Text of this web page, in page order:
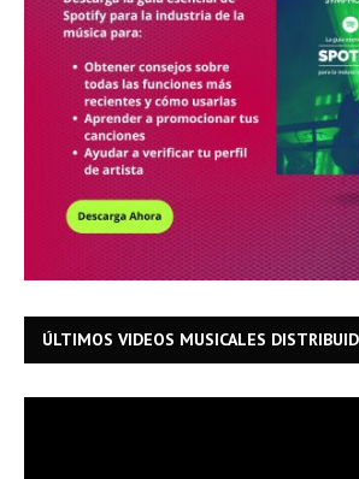
ÚLTIMOS VIDEOS MUSICALES